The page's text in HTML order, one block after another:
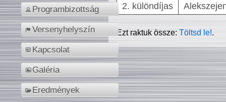
Programbizottság
Versenyhelyszín
Kapcsolat
Galéria
Eredmények
2. különdíjas
Ezt raktuk össze:Töltsd le!.